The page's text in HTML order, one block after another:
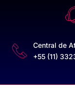
Central de
+55 (11)